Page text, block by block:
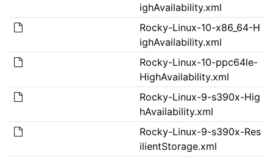
ighAvailability.xml
Rocky-Linux-10-x86_64-H
ighAvailability.xml
Rocky-Linux-10-ppc64le-
HighAvailability.xml
Rocky-Linux-9-s390x-Hig
hAvailability.xml
Rocky-Linux-9-s390x-Res
ilientStorage.xml